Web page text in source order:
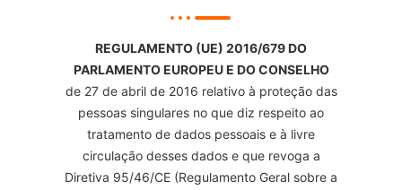
REGULAMENTO (UE) 2016/679 DO
PARLAMENTO EUROPEU E DO CONSELHO
de 27 de abril de 2016 relativo à proteção das
pessoas singulares no que diz respeito ao
tratamento de dados pessoais e à livre
circulação desses dados e que revoga a
Diretiva 95/46/CE (Regulamento Geral sobre a